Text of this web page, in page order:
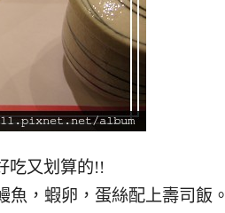
吃又划算的!!
，蝦卵，蛋絲配上壽司飯。